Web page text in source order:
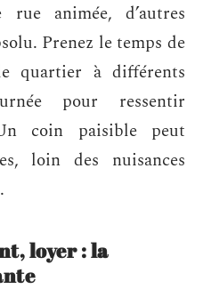
rue animée, d’autres
Prenez le temps de
quartier à différents
pour ressentir
coin paisible peut
loin des nuisances
loyer : la